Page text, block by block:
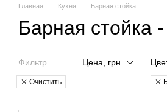
Главная Кухня Барная стойка
Барная стойка
Фильтр
Очистить
Цена, грн